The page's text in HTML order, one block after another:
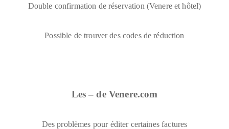
Double confirmation de réservation (Venere et hôtel)
Possible de trouver des codes de réduction
Les – de Venere.com
Des problèmes pour éditer certaines factures